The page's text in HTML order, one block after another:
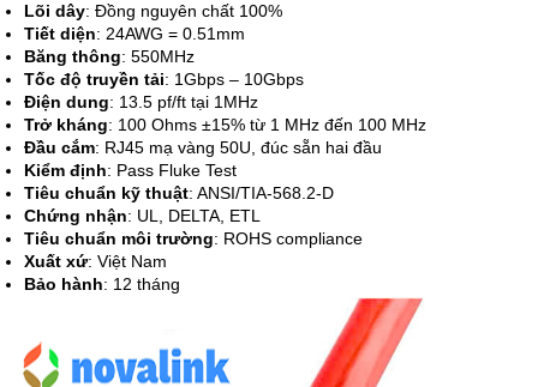
Lõi dây: Đồng nguyên chất 100%
Tiết diện: 24AWG = 0.51mm
Băng thông: 550MHz
Tốc độ truyền tải: 1Gbps – 10Gbps
Điện dung: 13.5 pf/ft tại 1MHz
Trở kháng: 100 Ohms ±15% từ 1 MHz đến 100 MHz
Đầu cắm: RJ45 mạ vàng 50U, đúc sẵn hai đầu
Kiểm định: Pass Fluke Test
Tiêu chuẩn kỹ thuật: ANSI/TIA-568.2-D
Chứng nhận: UL, DELTA, ETL
Tiêu chuẩn môi trường: ROHS compliance
Xuất xứ: Việt Nam
Bảo hành: 12 tháng